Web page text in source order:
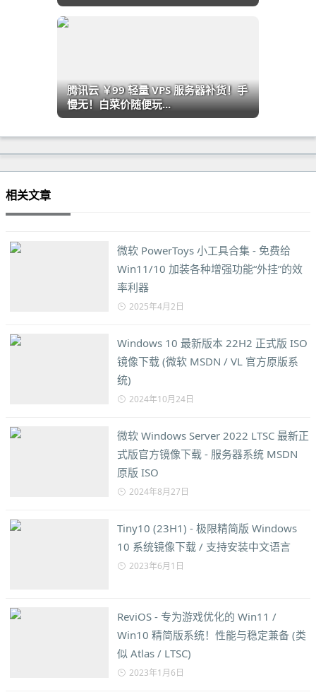
腾讯云 ￥99 轻量 VPS 服务器补货！手
慢无！白菜价随便玩...
相关文章
微软 PowerToys 小工具合集 - 免费给
Win11/10 加装各种增强功能“外挂”的效
率利器
2025年4月2日
Windows 10 最新版本 22H2 正式版 ISO
镜像下载 (微软 MSDN / VL 官方原版系
统)
2024年10月24日
微软 Windows Server 2022 LTSC 最新正
式版官方镜像下载 - 服务器系统 MSDN
原版 ISO
2024年8月27日
Tiny10 (23H1) - 极限精简版 Windows
10 系统镜像下载 / 支持安装中文语言
2023年6月1日
ReviOS - 专为游戏优化的 Win11 /
Win10 精简版系统！性能与稳定兼备 (类
似 Atlas / LTSC)
2023年1月6日